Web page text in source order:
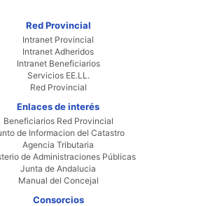
Red Provincial
Intranet Provincial
Intranet Adheridos
Intranet Beneficiarios
Servicios EE.LL.
Red Provincial
Enlaces de interés
Beneficiarios Red Provincial
de Informacion del Catastro
Agencia Tributaria
de Administraciones Públicas
Junta de Andalucia
Manual del Concejal
Consorcios